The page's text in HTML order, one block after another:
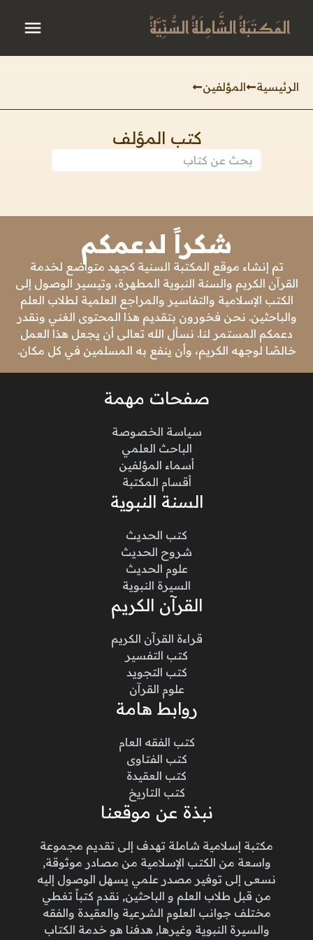
المَكتَبَةُ الشَّامِلَةُ السُّنِّيَّةُ
الرئيسية المؤلفين
كتب المؤلف
شكراً لدعمكم
تم إنشاء موقع المكتبة السنية كجهد متواضع لخدمة
القرآن الكريم والسنة النبوية المطهرة، وتيسير الوصول إلى
الكتب الإسلامية والتفاسير والمراجع العلمية لطلاب العلم
والباحثين. نحن فخورون بتقديم هذا المحتوى الغني ونقدر
دعمكم المستمر لنا. نسأل الله تعالى أن يجعل هذا العمل
خالصًا لوجهه الكريم، وأن ينفع به المسلمين في كل مكان.
صفحات مهمة
سياسة الخصوصة
الباحث العلمي
أسماء المؤلفين
أقسام المكتبة
السنة النبوية
كتب الحديث
شروح الحديث
علوم الحديث
السيرة النبوية
القرآن الكريم
قراءة القرآن الكريم
كتب التفسير
كتب التجويد
علوم القرآن
روابط هامة
كتب الفقه العام
كتب الفتاوى
كتب العقيدة
كتب التاريخ
نبذة عن موقعنا
مكتبة إسلامية شاملة تهدف إلى تقديم مجموعة
واسعة من الكتب الإسلامية من مصادر موثوقة,
نسعى إلى توفير مصدر علمي يسهل الوصول إليه
من قبل طلاب العلم و الباحثين, نقدم كتباً تغطي
مختلف جوانب العلوم الشرعية والعقيدة والفقه
والسيرة النبوية وغيرها, هدفنا هو خدمة الكتاب